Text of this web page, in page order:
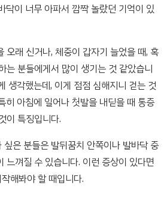
닥이 너무 아파서 깜짝 놀랐던 기억이 있
오래 신거나, 체중이 갑자기 늘었을 때, 혹
는 분들에게서 많이 생기는 것 같았습니
생각했는데, 이게 점점 심해지니 걷는 것
히 아침에 일어나 첫발을 내딛을 때 통증
이 특징입니다.
은 분들은 발뒤꿈치 안쪽이나 발바닥 중
느껴질 수 있습니다. 이런 증상이 있다면
해봐야 할 때입니다.